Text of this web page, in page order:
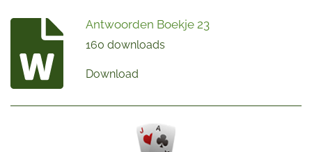
Antwoorden Boekje 23
160 downloads
Download